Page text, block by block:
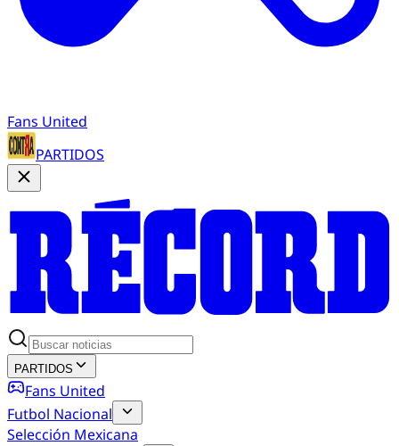
Fans United
PARTIDOS
PARTIDOS
Fans United
Futbol Nacional
Selección Mexicana